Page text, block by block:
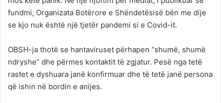
fundmi, Organizata Botërore e Shëndetësisë bën me dije
se kjo nuk është një tjetër pandemi si e Covid-it.
OBSH-ja thotë se hantaviruset përhapen “shumë, shumë
ndryshe” dhe përmes kontaktit të zgjatur. Pesë nga tetë
rastet e dyshuara janë konfirmuar dhe të tetë janë persona
që ishin në bordin e anijes.